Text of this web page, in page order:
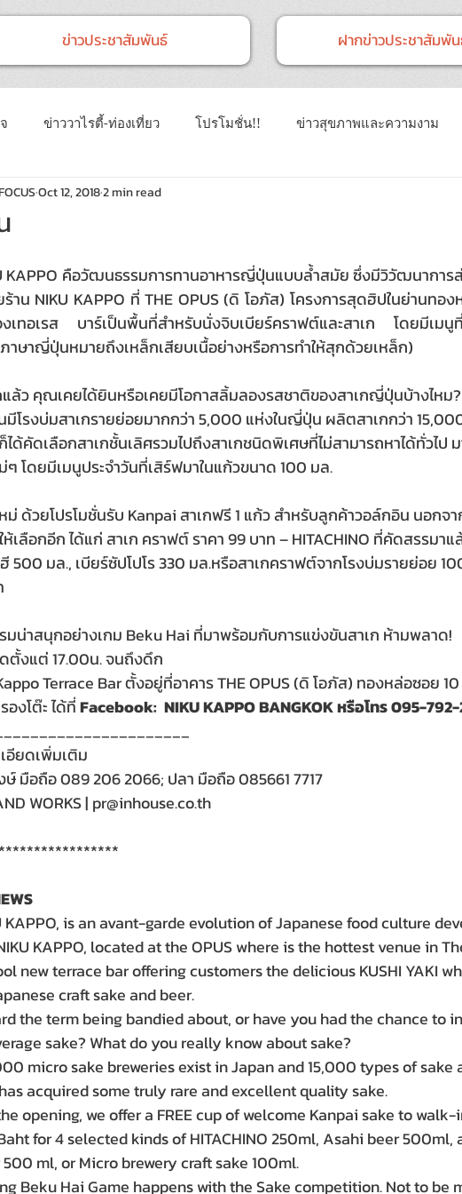
ข่าวประชาสัมพันธ์ ฝากข่าวประชาสัมพั
ข่าววาไรตี้-ท่องเที่ยว โปรโมชั่น!! ข่าวสุขภาพและความงาม
า ข่าวทั่วไป ข่าวการศึกษา
ระชาสัมพันธ์ ข่าวเทคโนโลยี IT
Oct 12, 20182 min read
KAPPO คือวัฒนธรรมการทานอาหารญี่ปุ่นแบบล้ำสมัย ซึ่งมีวิวัฒนาการ
าน NIKU KAPPO ที่ THE OPUS (ดิ โอภัส) โครงการสุดฮิปในย่านทอ
เทอเรส บาร์เป็นพื้นที่สำหรับนั่งจิบเบียร์คราฟต์และสาเก โดยมีเมนู
ภาษาญี่ปุ่นหมายถึงเหล็กเสียบเนื้อย่างหรือการทำให้สุกด้วยเหล็ก)
ล้ว คุณเคยได้ยินหรือเคยมีโอกาสลิ้มลองรสชาติของสาเกญี่ปุ่นบ้างไห
มีโรงบ่มสาเกรายย่อยมากกว่า 5,000 แห่งในญี่ปุ่น ผลิตสาเกกว่า
ได้คัดเลือกสาเกชั้นเลิศรวมไปถึงสาเกชนิดพิเศษที่ไม่สามารถหาได้ทั่วไป
ๆ โดยมีเมนูประจำวันที่เสิร์ฟมาในแก้วขนาด 100 มล.
ม่ ด้วยโปรโมชั่นรับ Kanpai สาเกฟรี 1 แก้ว สำหรับลูกค้าวอล์กอิน นอกจ
เลือกอีก ได้แก่ สาเก คราฟต์ ราคา 99 บาท – HITACHINO ที่คัดสรรมา
500 มล., เบียร์ซัปโปโร 330 มล.หรือสาเกคราฟต์จากโรงบ่มรายย่อย
น่าสนุกอย่างเกม Beku Hai ที่มาพร้อมกับการแข่งขันสาเก ห้ามพลาด!
ดตั้งแต่ 17.00น. จนถึงดึก
Terrace Bar ตั้งอยู่ที่อาคาร THE OPUS (ดิ โอภัส) ทองหล่อซอย 10
งโต๊ะ ได้ที่ Facebook:  NIKU KAPPO BANGKOK หรือโทร 095-
อียดเพิ่มเติม
ษ์ มือถือ 089 206 2066; ปลา มือถือ 085661 7717
WORKS | pr@inhouse.co.th
KAPPO, is an avant-garde evolution of Japanese food culture
KAPPO, located at the OPUS where is the hottest venue in
new terrace bar offering customers the delicious KUSHI YAKI
craft sake and beer.
the term being bandied about, or have you had the chance to
sake? What do you really know about sake?
micro sake breweries exist in Japan and 15,000 types of sake
acquired some truly rare and excellent quality sake.
opening, we offer a FREE cup of welcome Kanpai sake to
for 4 selected kinds of HITACHINO 250ml, Asahi beer 500ml,
ml, or Micro brewery craft sake 100ml.
Beku Hai Game happens with the Sake competition. Not to be